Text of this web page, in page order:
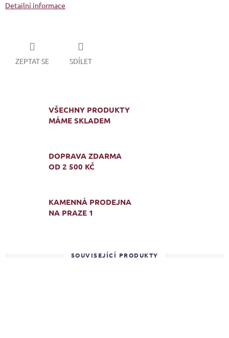
Detailní informace
ZEPTAT SE SDÍLET
VŠECHNY PRODUKTY
MÁME SKLADEM
DOPRAVA ZDARMA
OD 2 500 KČ
KAMENNÁ PRODEJNA
NA PRAZE 1
SOUVISEJÍCÍ PRODUKTY